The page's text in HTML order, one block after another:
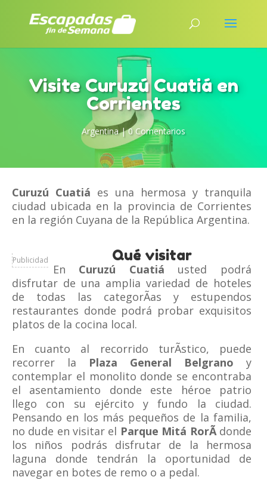
Visite Curuzú Cuatiá en
Corrientes
Argentina|0 Comentarios
Curuzú Cuatiá es una hermosa y tranquila
ciudad ubicada en la provincia de Corrientes
en la región Cuyana de la República Argentina.
Publicidad Qué visitar
En Curuzú Cuatiá usted podrá
disfrutar de una amplia variedad de hoteles
de todas las categorÃ­as y estupendos
restaurantes donde podrá probar exquisitos
platos de la cocina local.
En cuanto al recorrido turÃ­stico, puede
recorrer la Plaza General Belgrano y
contemplar el monolito donde se encontraba
el asentamiento donde este héroe patrio
llego con su ejército y fundo la ciudad.
Pensando en los más pequeños de la familia,
no dude en visitar el Parque Mitá RorÃ­donde
los niños podrás disfrutar de la hermosa
laguna donde tendrán la oportunidad de
navegar en botes de remo o a pedal.